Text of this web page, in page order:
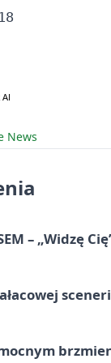
News
– „Widzę